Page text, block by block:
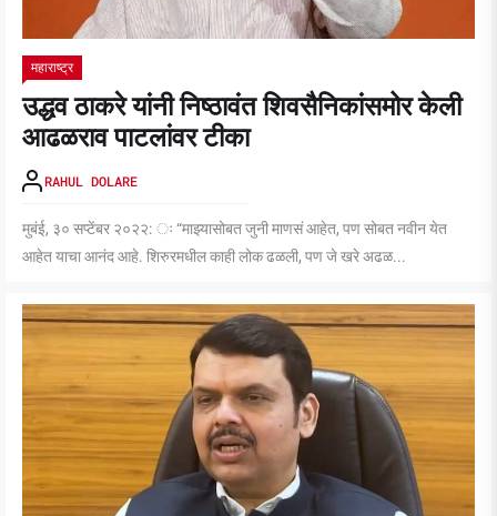
महाराष्ट्र
उद्धव ठाकरे यांनी निष्ठावंत शिवसैनिकांसमोर केली
आढळराव पाटलांवर टीका
RAHUL DOLARE
मुबंई, ३० सप्टेंबर २०२२: ः “माझ्यासोबत जुनी माणसं आहेत, पण सोबत नवीन येत
आहेत याचा आनंद आहे. शिरुरमधील काही लोक ढळली, पण जे खरे अढळ...